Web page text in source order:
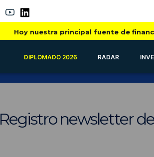
Hoy nuestra principal fuente de
DIPLOMADO 2026 RADAR
Registro newsletter